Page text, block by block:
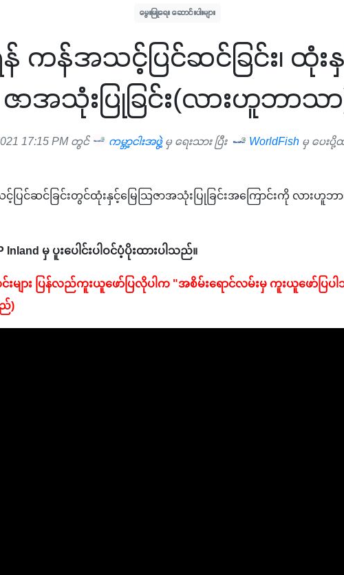
မွေးမြူရေး ဆောင်းပါးများ
ရန် ကန်အသင့်ပြင်ဆင်ခြင်း၊ ထုံး
ဇာအသုံးပြုခြင်း(လားဟူဘာသ
17:15 PM တွင် ကမ္ဘာ့ငါးအဖွဲ့မှ ရေးသား ပြီး WorldFish မှ ပေးပို့
င့်ပြင်ဆင်ခြင်းတွင်ထုံးနှင့်မြေသြဇာအသုံးပြုခြင်းအကြောင်းကို လားဟူဘ
မှ ပူးပေါင်းပါဝင်ပံ့ပိုးထားပါသည်။
တင်းများ ပြန်လည်ကူးယူဖော်ပြလိုပါက "အစိမ်းရောင်လမ်းမှ ကူးယူဖော်ပ
ည်)